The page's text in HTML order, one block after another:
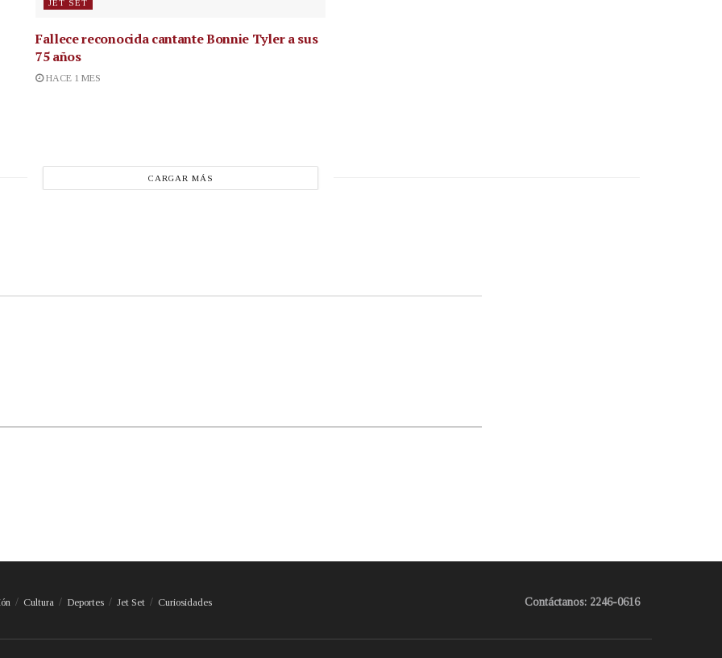
JET SET
Fallece reconocida cantanteBonnie Tyler a sus
75 años
HACE 1 MES
CARGAR MÁS
Cultura Deportes Jet Set Curiosidades Contáctanos: 2246-0616